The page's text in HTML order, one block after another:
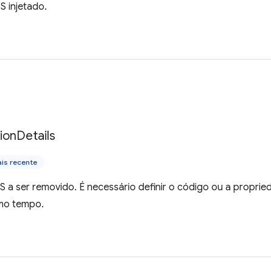
injetado.
Details
recente
a ser removido. É necessário definir o código ou a
tempo.